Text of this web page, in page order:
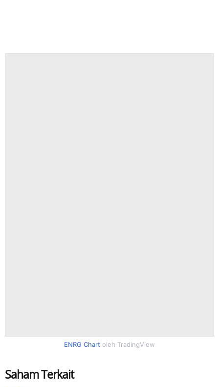
ENRG Chart oleh TradingView
Saham Terkait